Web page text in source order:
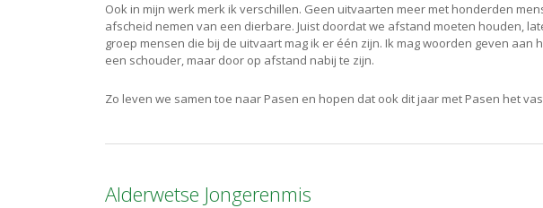
Ook in mijn werk merk ik verschillen. Geen uitvaarten meer met honderden
afscheid nemen van een dierbare. Juist doordat we afstand moeten houden,
groep mensen die bij de uitvaart mag ik er één zijn. Ik mag woorden geven
een schouder, maar door op afstand nabij te zijn.
Zo leven we samen toe naar Pasen en hopen dat ook dit jaar met Pasen het
Alderwetse Jongerenmis